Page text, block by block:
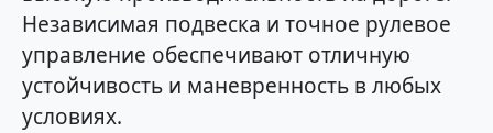
Независимая подвеска и точное рулевое
управление обеспечивают отличную
устойчивость и маневренность в любых
условиях.